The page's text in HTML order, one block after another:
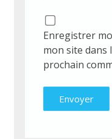
Enregistrer
mon site
prochain